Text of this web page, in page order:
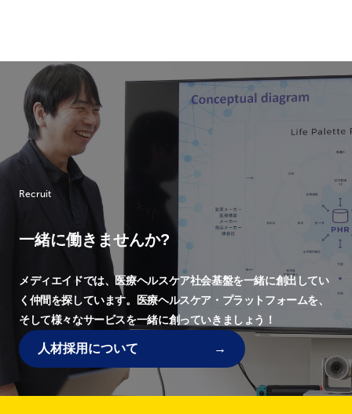
Recruit
一緒に働きませんか?
メディエイドでは、医療ヘルスケア社会基盤を一緒に創出してい
く仲間を探しています。
医療ヘルスケア・プラットフォームを、
そして様々なサービスを一緒に創っていきましょう！
人材採用について